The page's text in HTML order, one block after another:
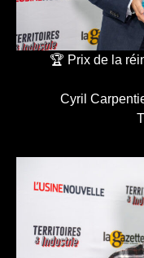
🏆 Prix de la
Cyril